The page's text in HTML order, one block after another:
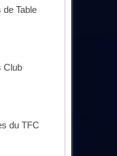
de Table
Club
du TFC